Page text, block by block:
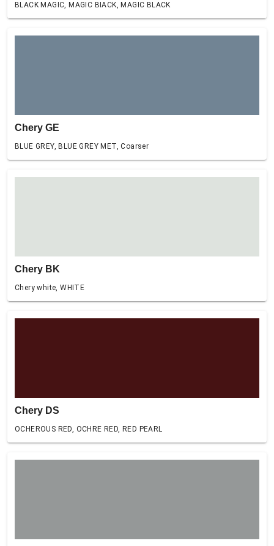
BLACK MAGIC, MAGIC BIACK, MAGIC BLACK
Chery GE
BLUE GREY, BLUE GREY MET, Coarser
Chery BK
Chery white, WHITE
Chery DS
OCHEROUS RED, OCHRE RED, RED PEARL